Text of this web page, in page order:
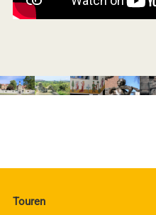
Touren